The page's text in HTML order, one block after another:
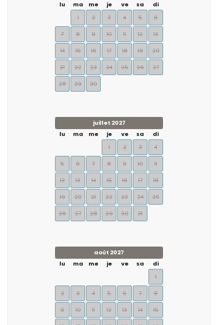
lu
ma me je ve sa
di
1
2 3 4 5 6
7 8 9 10 11 12 13
14 15 16 17 18 19 20
21 22 23 24 25 26 27
28 29 30
juillet 2027
lu
ma me je ve sa
di
1
2 3 4
5 6 7 8 9 10 11
12 13 14 15 16 17 18
19 20 21 22 23 24 25
26 27 28 29 30 31
août 2027
lu
ma me je ve sa
di
1
2 3 4 5 6 7 8
9 10 11 12 13 14 15